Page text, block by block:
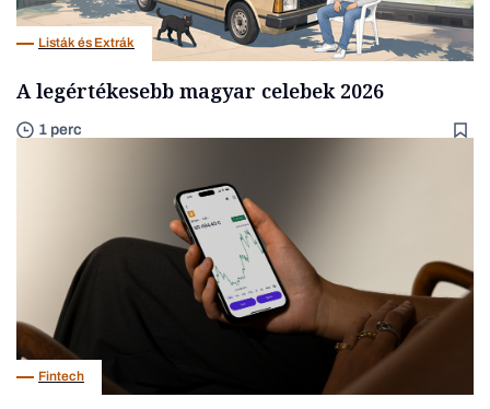
Listák és Extrák
A legértékesebb magyar celebek 2026
1 perc
Fintech